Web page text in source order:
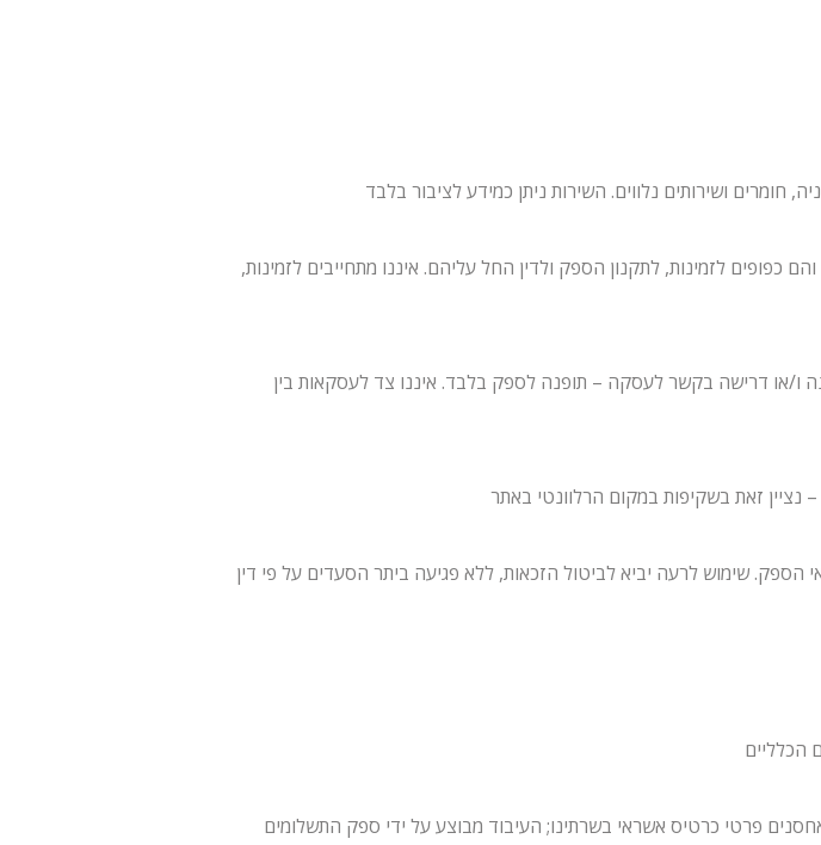
כפופים לזמינות, לתקנון הספק ולדין החל עליהם. איננו מתחייבים לזמינות,
ו/או דרישה בקשר לעסקה – תופנה לספק בלבד. איננו צד לעסקאות בין
פרטי כרטיס אשראי בשרתינו; העיבוד מבוצע על ידי ספק התשלומים